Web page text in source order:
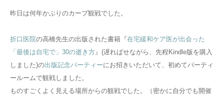
昨日は何年かぶりのカープ観戦でした。
折口医院の高橋先生の出版された書籍『在宅緩和ケア医が出会った
「最後は自宅で」30の逝き方』(遅ればせながら、先程Kindle版を購入
しました)の出版記念パーティーにお招きいただいて、初めてパーティ
ールームで観戦しました。
ものすごくよく見える場所からの観戦でした。（密かに自分でも開催
ワクチン一覧